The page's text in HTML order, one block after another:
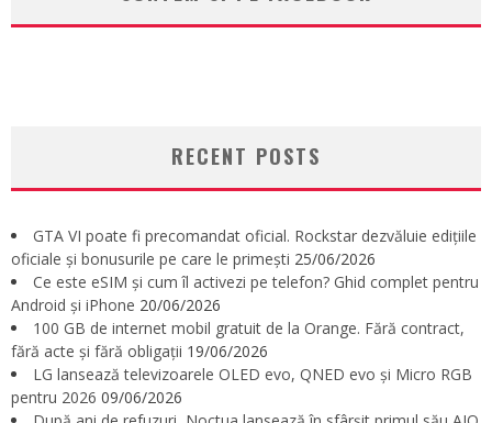
RECENT POSTS
GTA VI poate fi precomandat oficial. Rockstar dezvăluie edițiile
oficiale și bonusurile pe care le primești 25/06/2026
Ce este eSIM și cum îl activezi pe telefon? Ghid complet pentru
Android și iPhone 20/06/2026
100 GB de internet mobil gratuit de la Orange. Fără contract,
fără acte și fără obligații 19/06/2026
LG lansează televizoarele OLED evo, QNED evo și Micro RGB
pentru 2026 09/06/2026